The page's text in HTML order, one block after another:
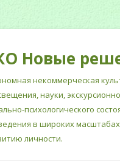
Новые
некоммерческая
науки,
психологического
в широких
личности.